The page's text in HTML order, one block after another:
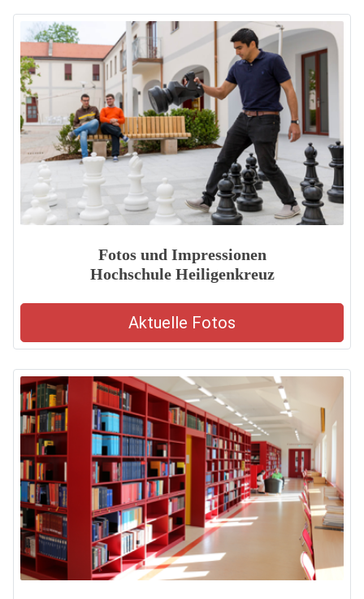
Fotos und Impressionen
Hochschule Heiligenkreuz
Aktuelle Fotos